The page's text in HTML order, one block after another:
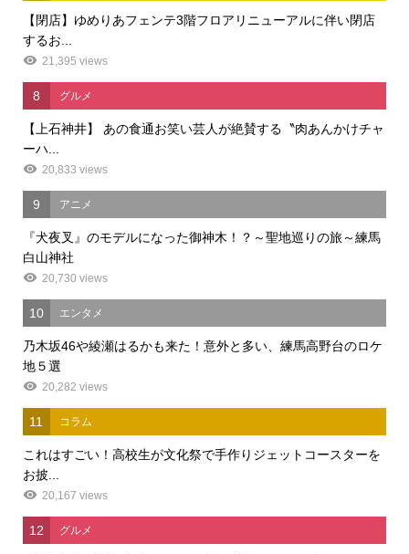
【閉店】ゆめりあフェンテ3階フロアリニューアルに伴い閉店
するお...
21,395 views
8 グルメ
【上石神井】 あの食通お笑い芸人が絶賛する〝肉あんかけチャ
ーハ...
20,833 views
9 アニメ
『犬夜叉』のモデルになった御神木！？～聖地巡りの旅～練馬
白山神社
20,730 views
10 エンタメ
乃木坂46や綾瀬はるかも来た！意外と多い、練馬高野台のロケ
地５選
20,282 views
11 コラム
これはすごい！高校生が文化祭で手作りジェットコースターを
お披...
20,167 views
12 グルメ